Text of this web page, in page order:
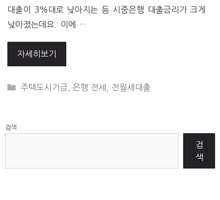
대출이 3%대로 낮아지는 등 시중은행 대출금리가 크게
낮아졌는데요. 이에 …
자세히보기
CATEGORIES
주택도시기금 ,은행 전세 전월세대출
검색
검
색